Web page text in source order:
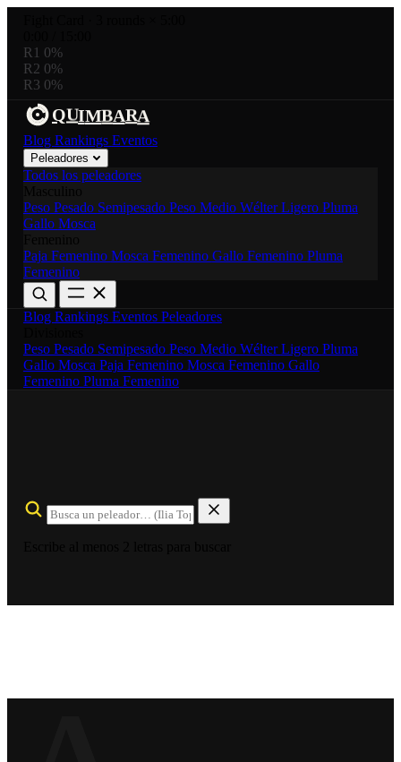
R1 0%
R2 0%
R3 0%
QUIMBARA
Blog Rankings Eventos
Peleadores
Todos los peleadores
Peso Pesado Semipesado Peso Medio WélterLigero Pluma
Gallo Mosca
Paja Femenino Mosca Femenino Gallo Femenino Pluma
Femenino
Blog Rankings Eventos Peleadores
Peso Pesado Semipesado Peso Medio WélterLigero Pluma
Gallo Mosca Paja Femenino Mosca Femenino Gallo
Femenino Pluma Femenino